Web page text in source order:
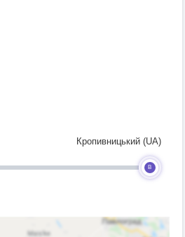
B
Кропивницький (UA)